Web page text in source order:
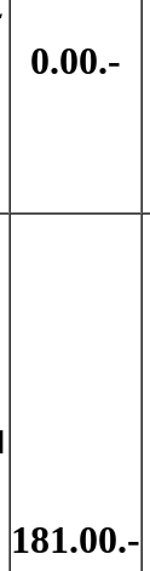
0.00.-
181.00.-